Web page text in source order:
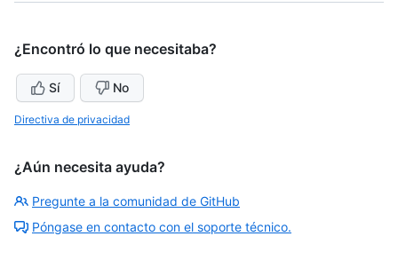
¿Encontró lo que necesitaba?
Sí No
Directiva de privacidad
¿Aún necesita ayuda?
Pregunte a la comunidad de GitHub
Póngase en contacto con el soporte técnico.